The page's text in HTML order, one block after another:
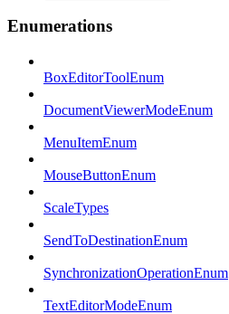
Enumerations
BoxEditorToolEnum
DocumentViewerModeEnum
MenuItemEnum
MouseButtonEnum
ScaleTypes
SendToDestinationEnum
SynchronizationOperationEnum
TextEditorModeEnum